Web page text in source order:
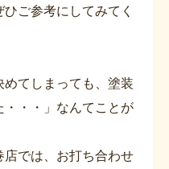
ご参考にしてみてく
てしまっても、塗装
・・」なんてことが
では、お打ち合わせ